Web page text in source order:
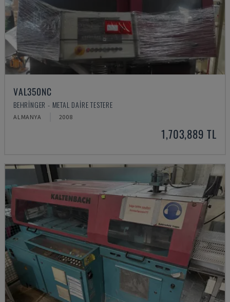
VAL350NC
BEHRINGER - METAL DAIRE TESTERE
ALMANYA 2008
1,703,889 TL